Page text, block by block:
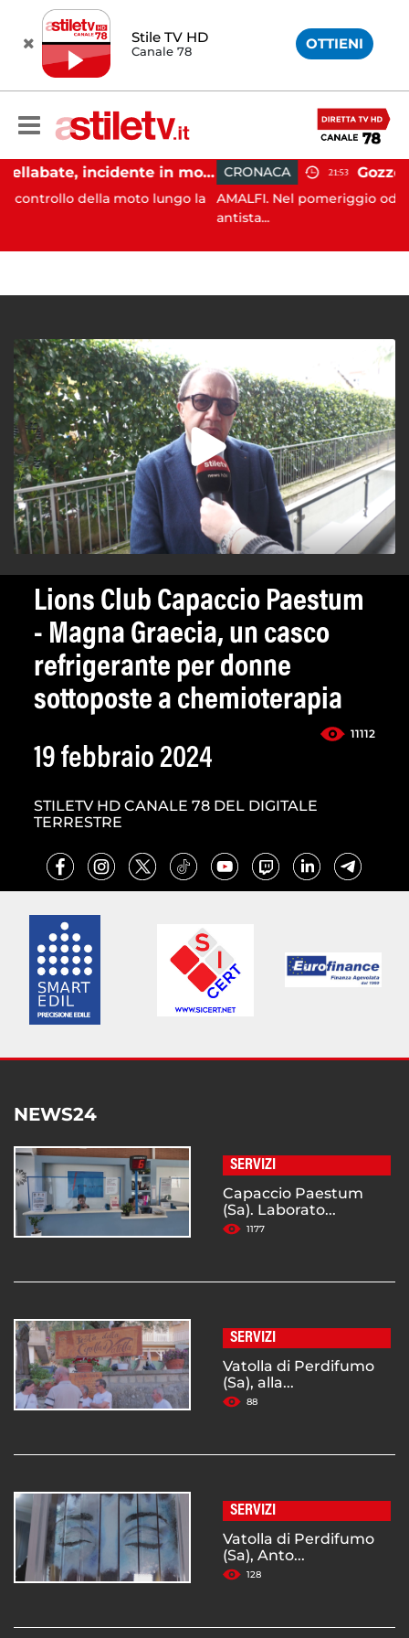
Stile TV HD
Canale 78 OTTIENI
Castellabate, incidente in moto: 27enne in ospedale
moto lungo la
CRONACA 21:53
AMALFI. Nel pomeriggio odierno, nello
Lions Club Capaccio Paestum
- Magna Graecia, un casco
refrigerante per donne
sottoposte a chemioterapia
11112
19 febbraio 2024
STILETV HD CANALE 78 DEL DIGITALE
TERRESTRE
NEWS24
SERVIZI
Capaccio Paestum
(Sa). Laborato...
1177
SERVIZI
Vatolla di Perdifumo
(Sa), alla...
88
SERVIZI
Vatolla di Perdifumo
(Sa), Anto...
128